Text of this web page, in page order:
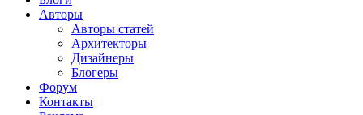
Авторы
Авторы статей
Архитекторы
Дизайнеры
Блогеры
Форум
Контакты